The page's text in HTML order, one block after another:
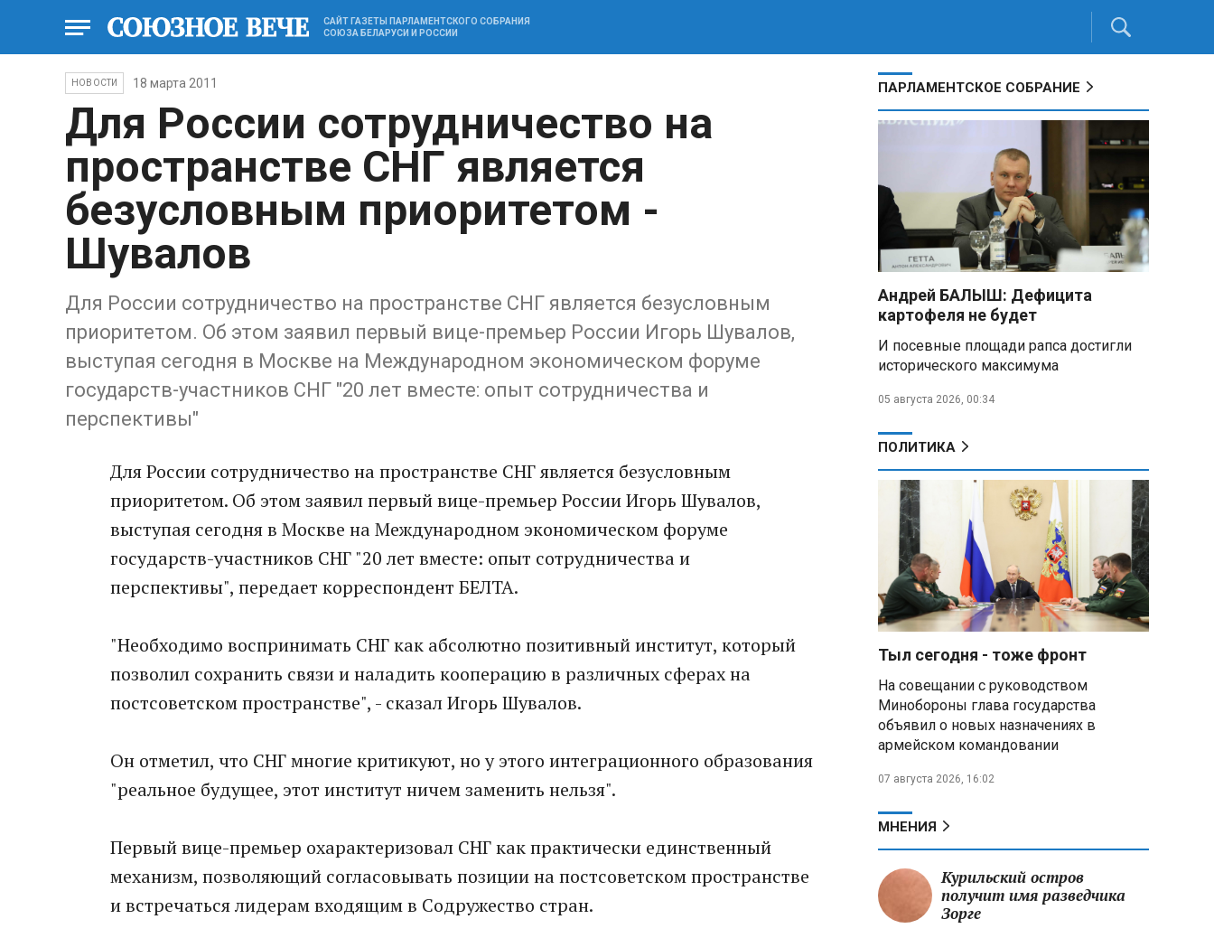
САЙТ ГАЗЕТЫ ПАРЛАМЕНТСКОГО СОБРАНИЯ
СОЮЗА БЕЛАРУСИ И РОССИИ
НОВОСТИ 18 марта 2011
Для России сотрудничество на
пространстве СНГ является
безусловным приоритетом -
Шувалов
Для России сотрудничество на пространстве СНГ является безусловным
приоритетом. Об этом заявил первый вице-премьер России Игорь Шувалов,
выступая сегодня в Москве на Международном экономическом форуме
государств-участников СНГ "20 лет вместе: опыт сотрудничества и
перспективы"
Для России сотрудничество на пространстве СНГ является безусловным
приоритетом. Об этом заявил первый вице-премьер России Игорь Шувалов,
выступая сегодня в Москве на Международном экономическом форуме
государств-участников СНГ "20 лет вместе: опыт сотрудничества и
перспективы", передает корреспондент БЕЛТА.
"Необходимо воспринимать СНГ как абсолютно позитивный институт, который
позволил сохранить связи и наладить кооперацию в различных сферах на
постсоветском пространстве", - сказал Игорь Шувалов.
Он отметил, что СНГ многие критикуют, но у этого интеграционного образования
"реальное будущее, этот институт ничем заменить нельзя".
Первый вице-премьер охарактеризовал СНГ как практически единственный
механизм, позволяющий согласовывать позиции на постсоветском пространстве
и встречаться лидерам входящим в Содружество стран.
ПАРЛАМЕНТСКОЕ СОБРАНИЕ
Андрей БАЛЫШ: Дефицита
картофеля не будет
И посевные площади рапса достигли
исторического максимума
05 августа 2026, 00:34
ПОЛИТИКА
Тыл сегодня - тоже фронт
На совещании с руководством
Минобороны глава государства
объявил о новых назначениях в
армейском командовании
07 августа 2026, 16:02
МНЕНИЯ
Курильский остров
получит имя разведчика
Зорге